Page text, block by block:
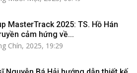
MasterTrack 2025: TS. Hồ Hán
cảm hứng về...
Chín, 2025, 19:29